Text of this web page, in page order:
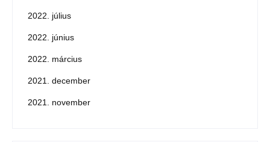
2022. július
2022. június
2022. március
2021. december
2021. november